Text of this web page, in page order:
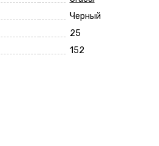
Черный
25
152